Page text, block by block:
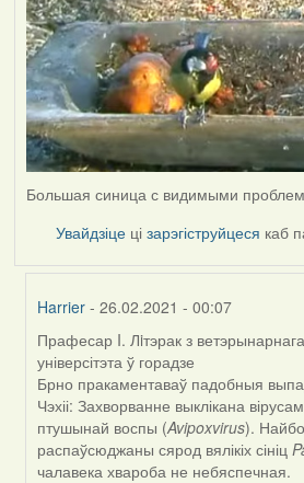
Большая синица с видимыми
Увайдзіце цізарэгіструйцеся каб
Harrier - 26.02.2021 - 00:07
In
reply
to
by
Peregrinus
Прафесар I. Лiтэрак з ветэрынарнага
універсітэта ў горадзе
Брно пракаментаваў падобныя
Чэхіі: Захворванне выклікана вірусам
птушынай воспы (Avipoxvirus).
распаўсюджаны сярод вялікіх сініц
чалавека хвароба не небяспечная.